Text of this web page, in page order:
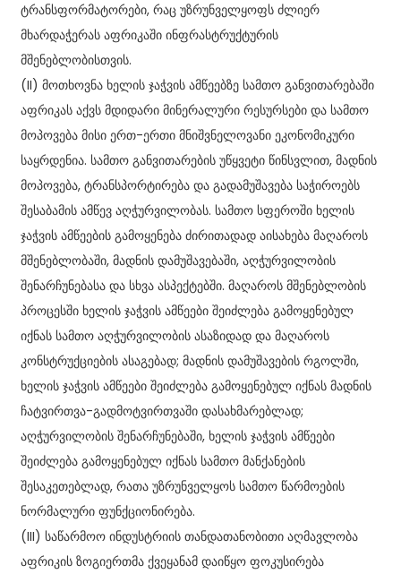
ტრანსფორმატორები, რაც უზრუნველყოფს ძლიერ
მხარდაჭერას აფრიკაში ინფრასტრუქტურის
მშენებლობისთვის.
(II) მოთხოვნა ხელის ჯაჭვის ამწეებზე სამთო განვითარებაში
აფრიკას აქვს მდიდარი მინერალური რესურსები და სამთო
მოპოვება მისი ერთ-ერთი მნიშვნელოვანი ეკონომიკური
საყრდენია. სამთო განვითარების უწყვეტი წინსვლით, მადნის
მოპოვება, ტრანსპორტირება და გადამუშავება საჭიროებს
შესაბამის ამწევ აღჭურვილობას. სამთო სფეროში ხელის
ჯაჭვის ამწეების გამოყენება ძირითადად აისახება მაღაროს
მშენებლობაში, მადნის დამუშავებაში, აღჭურვილობის
შენარჩუნებასა და სხვა ასპექტებში. მაღაროს მშენებლობის
პროცესში ხელის ჯაჭვის ამწეები შეიძლება გამოყენებულ
იქნას სამთო აღჭურვილობის ასაზიდად და მაღაროს
კონსტრუქციების ასაგებად; მადნის დამუშავების რგოლში,
ხელის ჯაჭვის ამწეები შეიძლება გამოყენებულ იქნას მადნის
ჩატვირთვა-გადმოტვირთვაში დასახმარებლად;
აღჭურვილობის შენარჩუნებაში, ხელის ჯაჭვის ამწეები
შეიძლება გამოყენებულ იქნას სამთო მანქანების
შესაკეთებლად, რათა უზრუნველყოს სამთო წარმოების
ნორმალური ფუნქციონირება.
(III) საწარმოო ინდუსტრიის თანდათანობითი აღმავლობა
აფრიკის ზოგიერთმა ქვეყანამ დაიწყო ფოკუსირება